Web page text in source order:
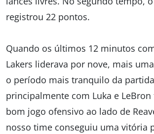
registrou 22 pontos.
Quando os últimos 12 minutos
Lakers liderava por nove, mais
o período mais tranquilo da
principalmente com Luka e
bom jogo ofensivo ao lado de
nosso time conseguiu uma vitória